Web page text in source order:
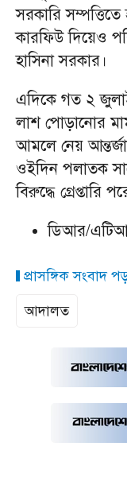
সরকারি
কারফিউ দিয়েও
হাসিনা সরকার।
এদিকে গত ২
লাশ পোড়ানোর
আমলে নেয়
ওইদিন পলাতক
বিরুদ্ধে গ্রেপ্তারি
ডিআর/
প্রাসঙ্গিক সংবাদ
আদালত